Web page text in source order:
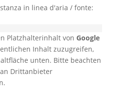
in linea d'aria / fonte:
Platzhalterinhalt von Google
Inhalt zuzugreifen,
unten. Bitte beachten
Drittanbieter